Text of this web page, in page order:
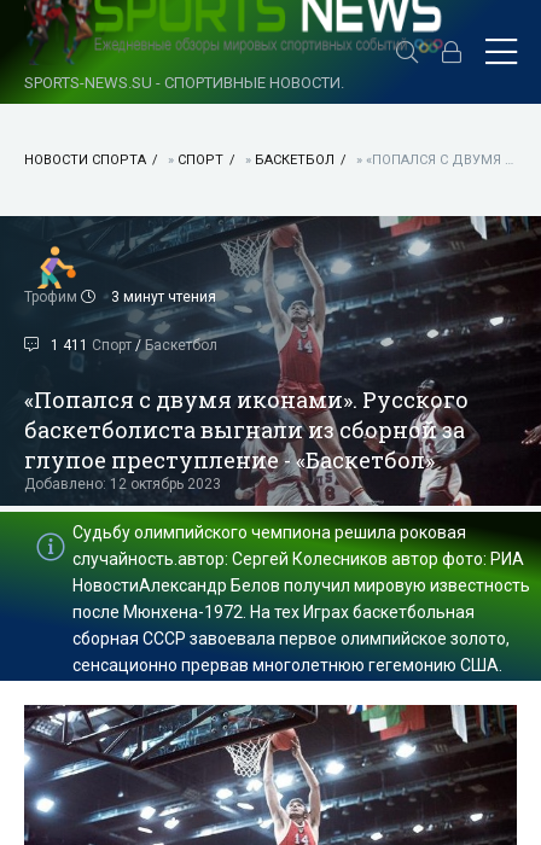
SPORTS-NEWS.SU - СПОРТИВНЫЕ НОВОСТИ.
НОВОСТИ СПОРТА » СПОРТ » БАСКЕТБОЛ » «ПОПАЛСЯ С ДВУМЯ ИКОНАМИ». РУССКОГО БАСКЕТБОЛИСТА ВЫГНАЛИ ИЗ СБОРНОЙ ЗА ГЛУПОЕ ПРЕСТУПЛЕНИЕ - «БАСКЕТБОЛ»
Трофим 3 минут чтения
1 411 Спорт / Баскетбол
«Попался с двумя иконами». Русского
баскетболиста выгнали из сборной за
глупое преступление - «Баскетбол»
Добавлено: 12 октябрь 2023
Судьбу олимпийского чемпиона решила роковая
случайность.автор: Сергей Колесников автор фото: РИА
НовостиАлександр Белов получил мировую известность
после Мюнхена-1972. На тех Играх баскетбольная
сборная СССР завоевала первое олимпийское золото,
сенсационно прервав многолетнюю гегемонию США.